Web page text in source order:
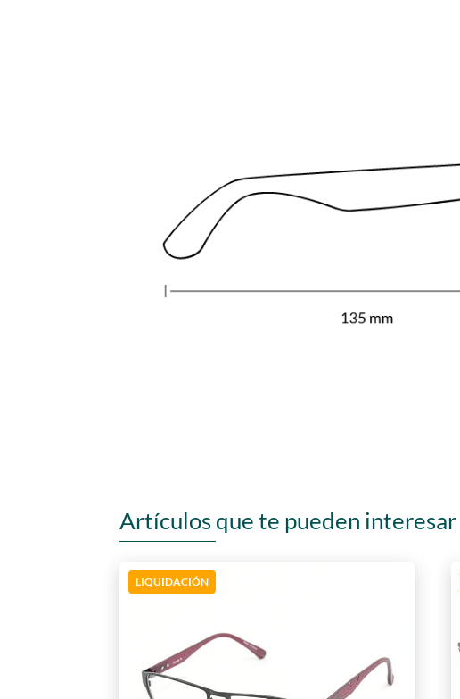
Artículos que te pueden interesar
LIQUIDACIÓN